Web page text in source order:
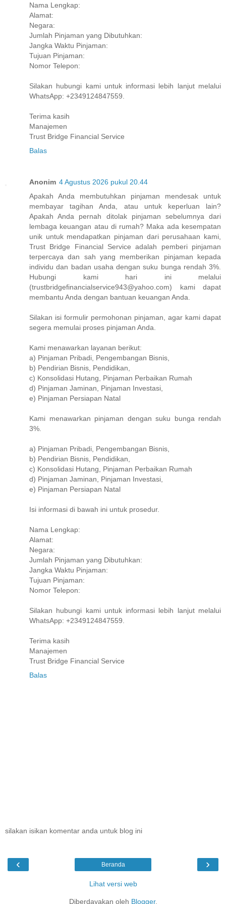
Nama Lengkap:
Alamat:
Negara:
Jumlah Pinjaman yang Dibutuhkan:
Jangka Waktu Pinjaman:
Tujuan Pinjaman:
Nomor Telepon:
Silakan hubungi kami untuk informasi lebih lanjut melalui
WhatsApp: +2349124847559.
Terima kasih
Manajemen
Trust Bridge Financial Service
Balas
Anonim 4 Agustus 2026 pukul 20.44
Apakah Anda membutuhkan pinjaman mendesak untuk
membayar tagihan Anda, atau untuk keperluan lain?
Apakah Anda pernah ditolak pinjaman sebelumnya dari
lembaga keuangan atau di rumah? Maka ada kesempatan
unik untuk mendapatkan pinjaman dari perusahaan kami,
Trust Bridge Financial Service adalah pemberi pinjaman
terpercaya dan sah yang memberikan pinjaman kepada
individu dan badan usaha dengan suku bunga rendah 3%.
Hubungi kami hari ini melalui
(trustbridgefinancialservice943@yahoo.com) kami dapat
membantu Anda dengan bantuan keuangan Anda.
Silakan isi formulir permohonan pinjaman, agar kami dapat
segera memulai proses pinjaman Anda.
Kami menawarkan layanan berikut:
a) Pinjaman Pribadi, Pengembangan Bisnis,
b) Pendirian Bisnis, Pendidikan,
c) Konsolidasi Hutang, Pinjaman Perbaikan Rumah
d) Pinjaman Jaminan, Pinjaman Investasi,
e) Pinjaman Persiapan Natal
Kami menawarkan pinjaman dengan suku bunga rendah
3%.
a) Pinjaman Pribadi, Pengembangan Bisnis,
b) Pendirian Bisnis, Pendidikan,
c) Konsolidasi Hutang, Pinjaman Perbaikan Rumah
d) Pinjaman Jaminan, Pinjaman Investasi,
e) Pinjaman Persiapan Natal
Isi informasi di bawah ini untuk prosedur.
Nama Lengkap:
Alamat:
Negara:
Jumlah Pinjaman yang Dibutuhkan:
Jangka Waktu Pinjaman:
Tujuan Pinjaman:
Nomor Telepon:
Silakan hubungi kami untuk informasi lebih lanjut melalui
WhatsApp: +2349124847559.
Terima kasih
Manajemen
Trust Bridge Financial Service
Balas
silakan isikan komentar anda untuk blog ini
‹ ›
Beranda
Lihat versi web
Diberdayakan oleh Blogger.